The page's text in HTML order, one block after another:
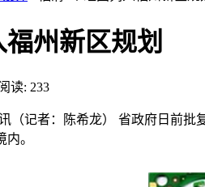
州新区规划
读: 233
（记者：陈希龙） 省政府日前
。